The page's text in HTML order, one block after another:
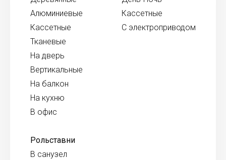
Алюминиевые
Кассетные
Тканевые
На дверь
Вертикальные
На балкон
На кухню
В офис
Кассетные
С электроприводом
Рольставни
В санузел